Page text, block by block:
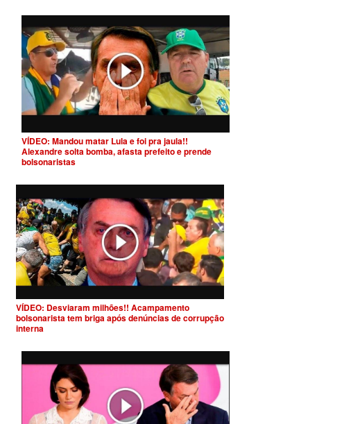
VÍDEO: Mandou matar Lula e foi pra jaula!!
Alexandre solta bomba, afasta prefeito e prende
bolsonaristas
VÍDEO: Desviaram milhões!! Acampamento
bolsonarista tem briga após denúncias de corrupção
interna